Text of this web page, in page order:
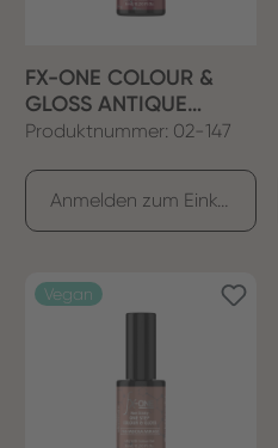
FX-ONE COLOUR &
GLOSS ANTIQUE
BLUSH
Produktnummer: 02-147
Vegan